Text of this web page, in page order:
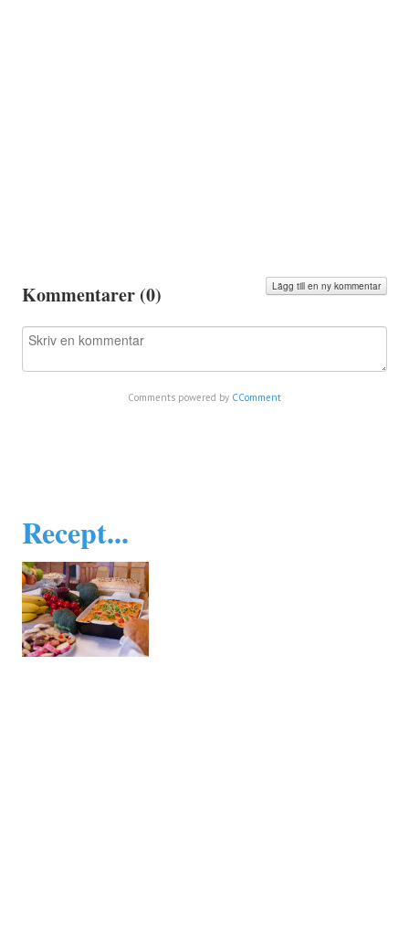
Kommentarer (0) Lägg till en ny kommentar
Comments powered by CComment
Recept...